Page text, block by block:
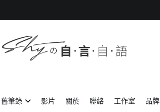
舊筆錄 影片 關於 聯絡 工作室 品牌